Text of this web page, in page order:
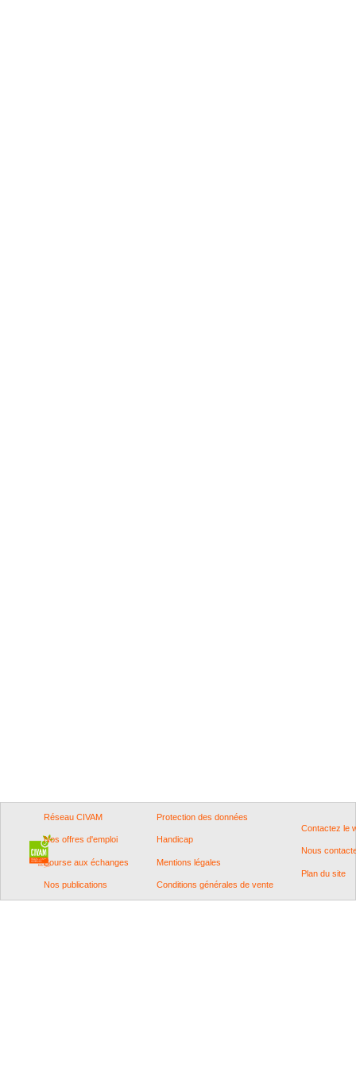
Réseau CIVAM
Nos offres d'emploi
Bourse aux échanges
Nos publications
Protection des données
Handicap
Mentions légales
Conditions générales de vente
Contactez le
Nous
Plan du site